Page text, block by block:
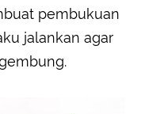
pembukuan
jalankan agar